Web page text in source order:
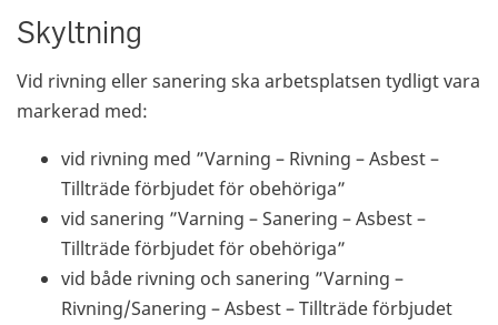
Skyltning
Vid rivning eller sanering ska arbetsplatsen tydligt vara
markerad med:
vid rivning med ”Varning – Rivning – Asbest –
Tillträde förbjudet för obehöriga”
vid sanering ”Varning – Sanering – Asbest –
Tillträde förbjudet för obehöriga”
vid både rivning och sanering ”Varning –
Rivning/Sanering – Asbest – Tillträde förbjudet